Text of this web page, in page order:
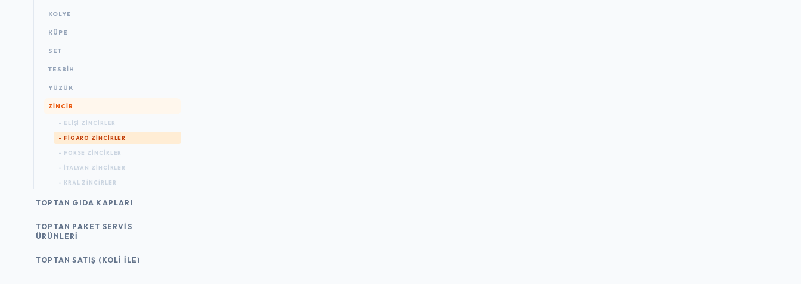
KOLYE
KÜPE
SET
TESBIH
YÜZÜK
ZINCIR
- ELIŞI ZINCIRLER
- FIGARO ZINCIRLER
- FORSE ZINCIRLER
- İTALYAN ZINCIRLER
- KRAL ZINCIRLER
TOPTAN GIDA KAPLARI
TOPTAN PAKET SERVIS
ÜRÜNLERI
TOPTAN SATIŞ (KOLI İLE)